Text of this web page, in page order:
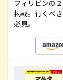
フィリピンの
掲載。行くべ
必見。